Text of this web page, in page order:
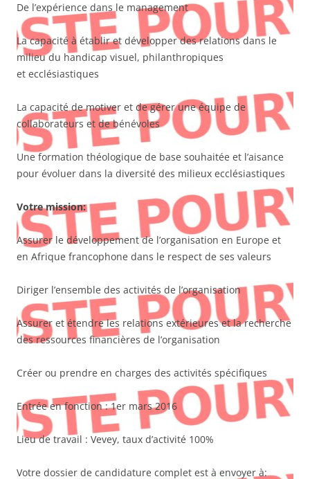
De l’expérience dans le management
La capacité à établir et développer des relations dans le
milieu du handicap visuel, philanthropiques
et ecclésiastiques
La capacité de motiver et de gérer une équipe de
collaborateurs et de bénévoles
Une formation théologique de base souhaitée et l’aisance
pour évoluer dans la diversité des milieux ecclésiastiques
Votre mission:
Assurer le développement de l’organisation en Europe et
en Afrique francophone dans le respect de ses valeurs
Diriger l’ensemble des activités de l’organisation
Assurer et étendre les relations extérieures et la recherche
des ressources financières de l’organisation
Créer ou prendre en charges des activités spécifiques
Entrée en fonction : 1er mars 2016
Lieu de travail : Vevey, taux d’activité 100%
Votre dossier de candidature complet est à envoyer à: